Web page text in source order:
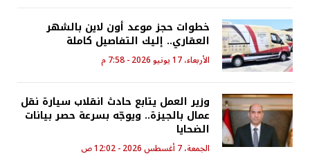
خطوات حجز موعد أون لاين بالشهر
العقاري.. إليك التفاصيل كاملة
الأربعاء، 17 يونيو 2026 - 7:58 م
وزير العمل يتابع حادث انقلاب سيارة نقل
عمال بالجيزة.. ويوجّه بسرعة حصر بيانات
الضحايا
الجمعة، 7 أغسطس 2026 - 12:02 ص